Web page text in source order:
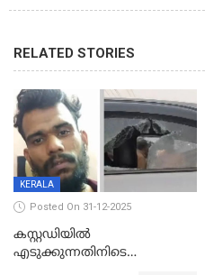
RELATED STORIES
KERALA
Posted On 31-12-2025
കസ്റ്റഡിയിൽ
എടുക്കുന്നതിനിടെ